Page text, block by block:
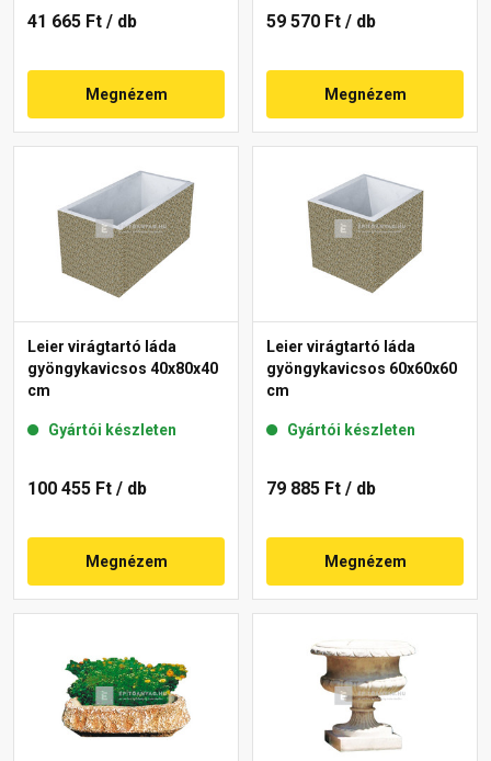
41 665 Ft / db
Megnézem
59 570 Ft / db
Megnézem
Leier virágtartó láda
gyöngykavicsos 40x80x40
cm
Gyártói készleten
100 455 Ft / db
Megnézem
Leier virágtartó láda
gyöngykavicsos 60x60x60
cm
Gyártói készleten
79 885 Ft / db
Megnézem